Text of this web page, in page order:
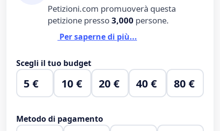
Petizioni.com promuoverà questa
petizione presso3,000 persone.
Per saperne di più...
Scegli il tuo budget
5 € 10 € 20 € 40 € 80 €
Metodo di pagamento